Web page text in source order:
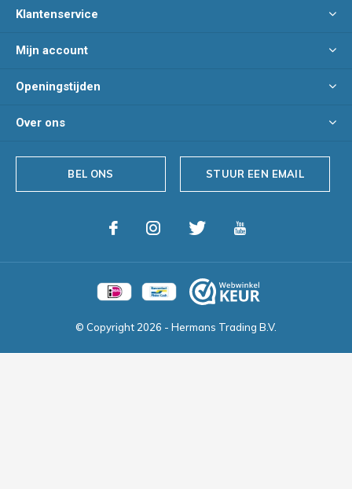
Klantenservice
Mijn account
Openingstijden
Over ons
BEL ONS STUUR EEN EMAIL
© Copyright 2026 - Hermans Trading B.V.